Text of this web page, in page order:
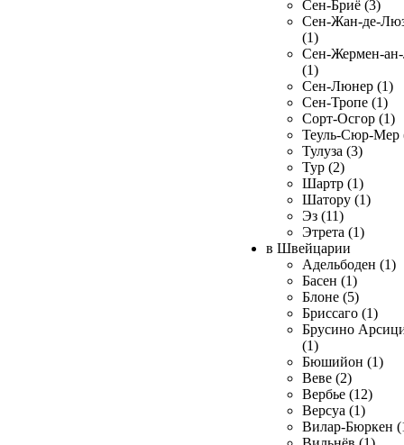
Сен-Бриё (3)
Сен-Жан-де-
(1)
Сен-Жермен-
(1)
Сен-Люнер (1)
Сен-Тропе (1)
Сорт-Осгор (1)
Теуль-Сюр-Мер
Тулуза (3)
Тур (2)
Шартр (1)
Шатору (1)
Эз (11)
Этрета (1)
в Швейцарии
Адельбоден (1)
Басен (1)
Блоне (5)
Бриссаго (1)
Брусино
(1)
Бюшийон (1)
Веве (2)
Вербье (12)
Версуа (1)
Вилар-Бюркен